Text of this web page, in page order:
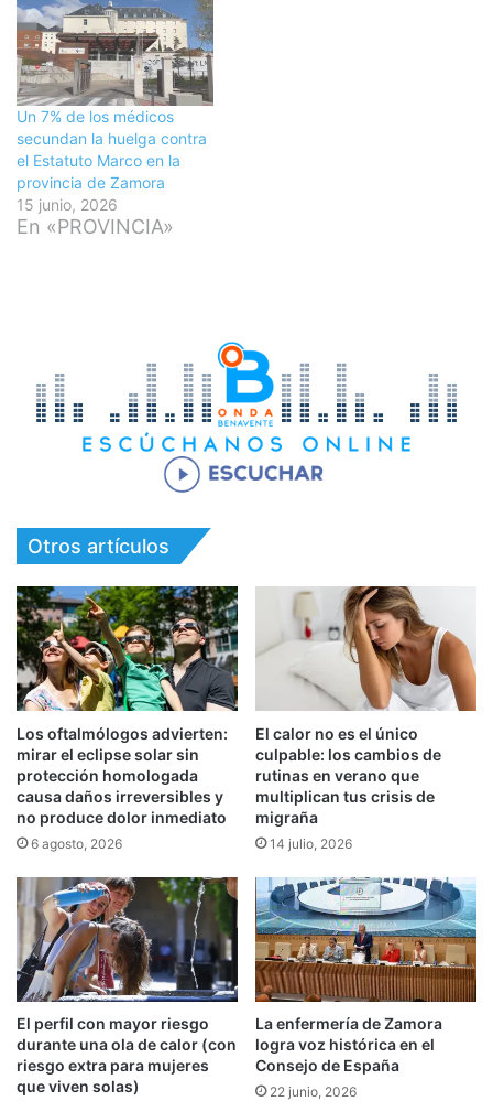
Un 7% de los médicos
secundan la huelga contra
el Estatuto Marco en la
provincia de Zamora
15 junio, 2026
En «PROVINCIA»
Otros artículos
Los oftalmólogos advierten:
mirar el eclipse solar sin
protección homologada
causa daños irreversibles y
no produce dolor inmediato
6 agosto, 2026
El calor no es el único
culpable: los cambios de
rutinas en verano que
multiplican tus crisis de
migraña
14 julio, 2026
El perfil con mayor riesgo
durante una ola de calor (con
riesgo extra para mujeres
que viven solas)
La enfermería de Zamora
logra voz histórica en el
Consejo de España
22 junio, 2026